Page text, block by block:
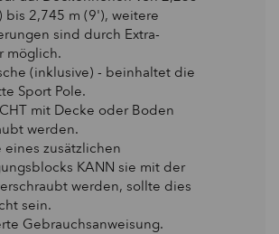
bis 2,745 m (9'), weitere
sind durch Extra-
möglich.
(inklusive) - beinhaltet die
Sport Pole.
mit Decke oder Boden
werden.
eines zusätzlichen
KANN sie mit der
werden, sollte dies
sein.
Gebrauchsanweisung.